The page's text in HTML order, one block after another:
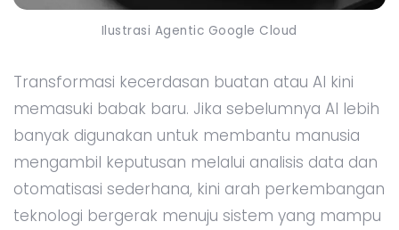
Ilustrasi Agentic Google Cloud
Transformasi kecerdasan buatan atau AI kini
memasuki babak baru. Jika sebelumnya AI lebih
banyak digunakan untuk membantu manusia
mengambil keputusan melalui analisis data dan
otomatisasi sederhana, kini arah perkembangan
teknologi bergerak menuju sistem yang mampu